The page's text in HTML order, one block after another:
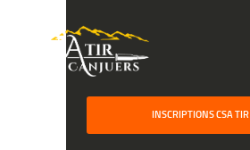
INSCRIPTIONS CSA TIR